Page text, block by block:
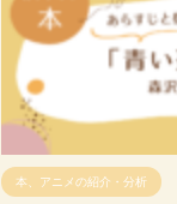
本、アニメの紹介・分析